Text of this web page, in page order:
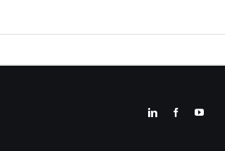
LinkedInFacebook